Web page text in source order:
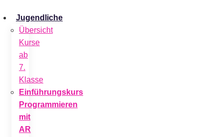
Jugendliche
Übersicht
Kurse
ab
7.
Klasse
Einführungskurs
Programmieren
mit
AR